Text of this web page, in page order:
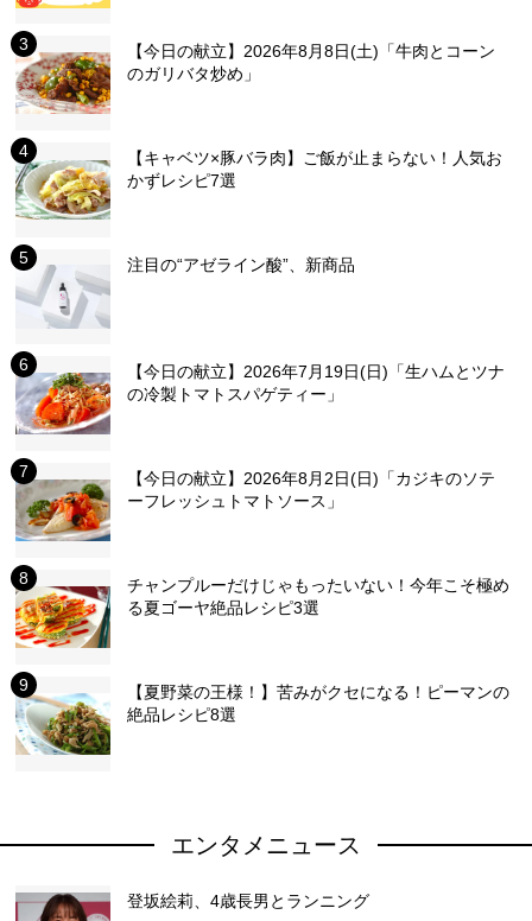
【今日の献立】2026年8月8日(土)「牛肉とコーン
のガリバタ炒め」
【キャベツ×豚バラ肉】ご飯が止まらない！人気お
かずレシピ7選
注目の“アゼライン酸”、新商品
【今日の献立】2026年7月19日(日)「生ハムとツナ
の冷製トマトスパゲティー」
【今日の献立】2026年8月2日(日)「カジキのソテ
ーフレッシュトマトソース」
チャンプルーだけじゃもったいない！今年こそ極め
る夏ゴーヤ絶品レシピ3選
【夏野菜の王様！】苦みがクセになる！ピーマンの
絶品レシピ8選
エンタメニュース
登坂絵莉、4歳長男とランニング